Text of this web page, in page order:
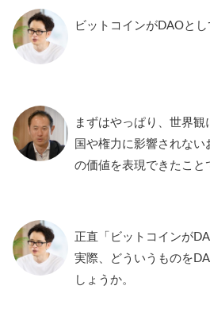
ビットコインがDAOと
まずはやっぱり、世界
国や権力に影響されな
の価値を表現できたこ
正直「ビットコインが
実際、どういうものを
しょうか。